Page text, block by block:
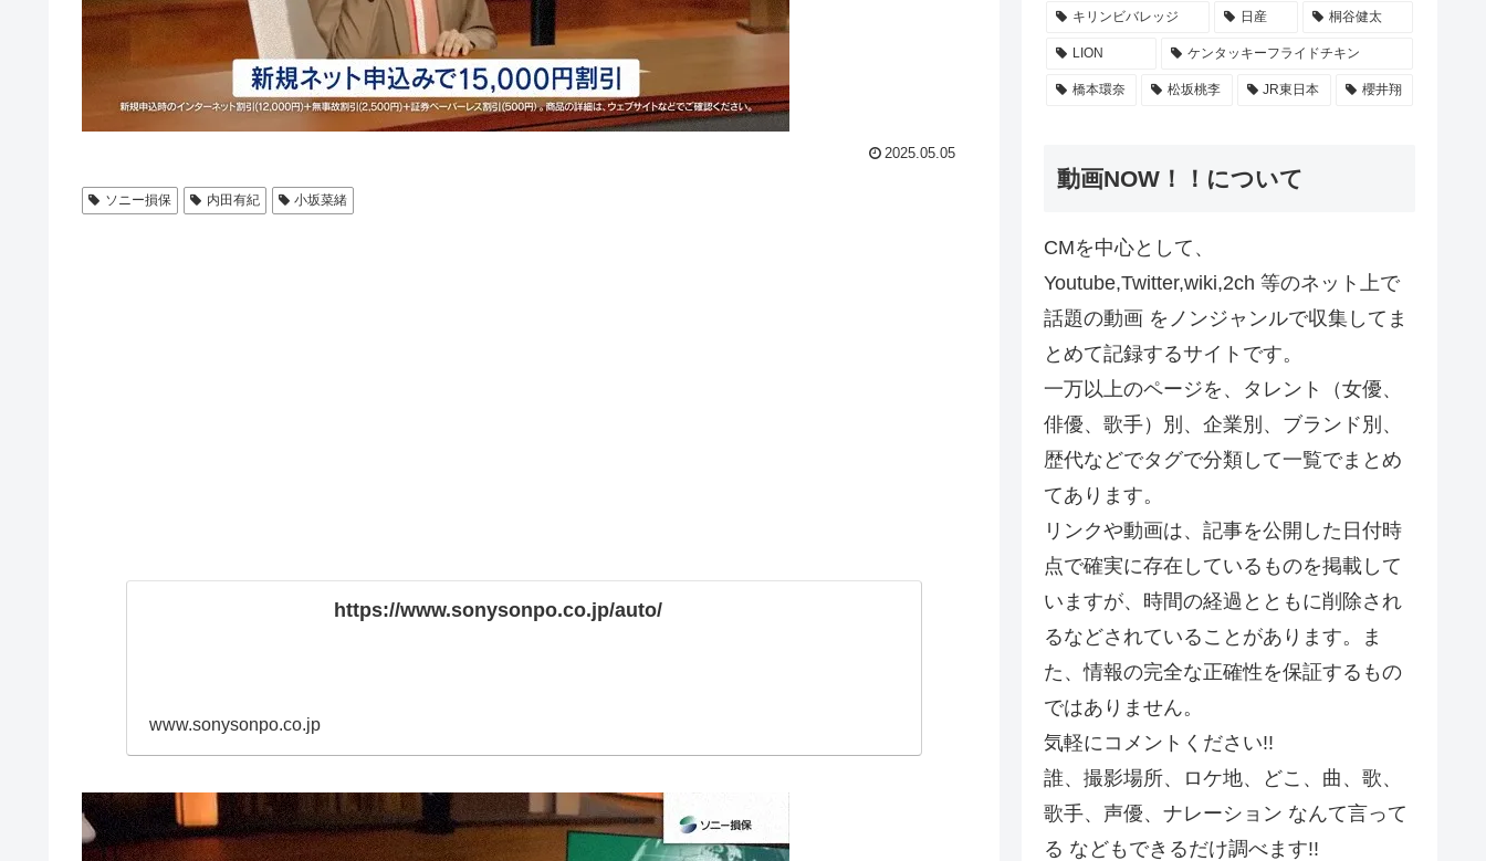
2025.05.05
ソニー損保 内田有紀 小坂菜緒
https://www.sonysonpo.co.jp/auto/
www.sonysonpo.co.jp
キリンビバレッジ 日産 桐谷健太
LION ケンタッキーフライドチキン
橋本環奈 松坂桃李 JR東日本 櫻井翔
動画NOW！！について
CMを中心として、
Youtube,Twitter,wiki,2ch 等のネット上で
話題の動画 をノンジャンルで収集してま
とめて記録するサイトです。
一万以上のページを、タレント（女優、
俳優、歌手）別、企業別、ブランド別、
歴代などでタグで分類して一覧でまとめ
てあります。
リンクや動画は、記事を公開した日付時
点で確実に存在しているものを掲載して
いますが、時間の経過とともに削除され
るなどされていることがあります。ま
た、情報の完全な正確性を保証するもの
ではありません。
気軽にコメントください!!
誰、撮影場所、ロケ地、どこ、曲、歌、
歌手、声優、ナレーション なんて言って
る などもできるだけ調べます!!